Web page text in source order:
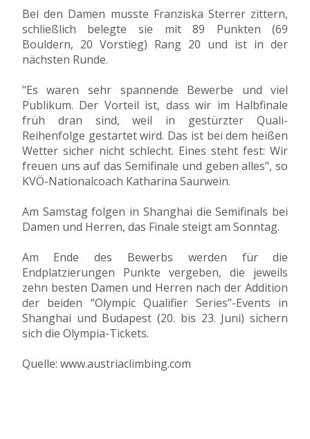
Bei den Damen musste Franziska Sterrer zittern,
schließlich belegte sie mit 89 Punkten (69
Bouldern, 20 Vorstieg) Rang 20 und ist in der
nächsten Runde.
"Es waren sehr spannende Bewerbe und viel
Publikum. Der Vorteil ist, dass wir im Halbfinale
früh dran sind, weil in gestürzter Quali-
Reihenfolge gestartet wird. Das ist bei dem heißen
Wetter sicher nicht schlecht. Eines steht fest: Wir
freuen uns auf das Semifinale und geben alles", so
KVÖ-Nationalcoach Katharina Saurwein.
Am Samstag folgen in Shanghai die Semifinals bei
Damen und Herren, das Finale steigt am Sonntag.
Am Ende des Bewerbs werden für die
Endplatzierungen Punkte vergeben, die jeweils
zehn besten Damen und Herren nach der Addition
der beiden “Olympic Qualifier Series”-Events in
Shanghai und Budapest (20. bis 23. Juni) sichern
sich die Olympia-Tickets.
Quelle: www.austriaclimbing.com